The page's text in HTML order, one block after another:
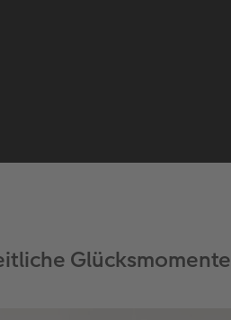
Glücksmomente